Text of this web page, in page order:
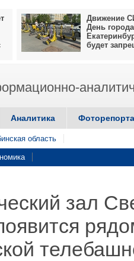
Движение
День города
будет
Аналитика
область
зал